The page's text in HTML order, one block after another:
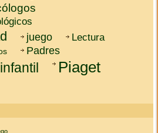
juego Lectura
Padres
Piaget